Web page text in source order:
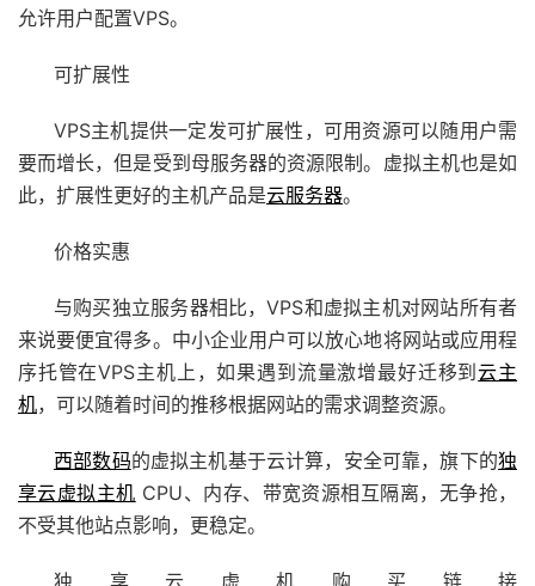
允许用户配置VPS。
可扩展性
VPS主机提供一定发可扩展性，可用资源可以随用户需
要而增长，但是受到母服务器的资源限制。虚拟主机也是如
此，扩展性更好的主机产品是云服务器。
价格实惠
与购买独立服务器相比，VPS和虚拟主机对网站所有者
来说要便宜得多。中小企业用户可以放心地将网站或应用程
序托管在VPS主机上，如果遇到流量激增最好迁移到云主
机，可以随着时间的推移根据网站的需求调整资源。
西部数码的虚拟主机基于云计算，安全可靠，旗下的独
享云虚拟主机 CPU、内存、带宽资源相互隔离，无争抢，
不受其他站点影响，更稳定。